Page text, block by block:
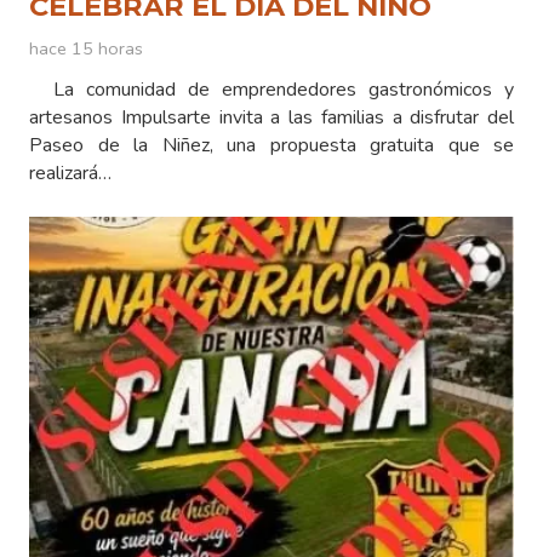
hace 15 horas
La comunidad de emprendedores gastronómicos y
artesanos Impulsarte invita a las familias a disfrutar del
Paseo de la Niñez, una propuesta gratuita que se
realizará…